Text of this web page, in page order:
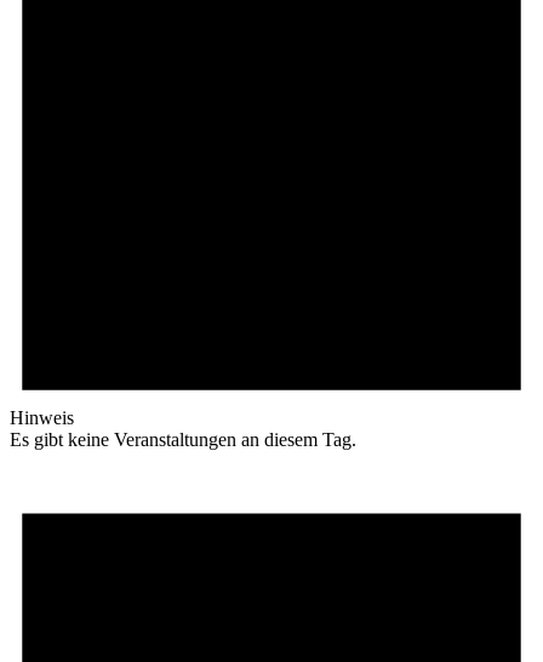
Hinweis
Es gibt keine Veranstaltungen an diesem Tag.